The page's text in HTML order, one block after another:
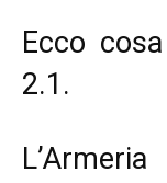
Ecco
2.1.
L’Armeria